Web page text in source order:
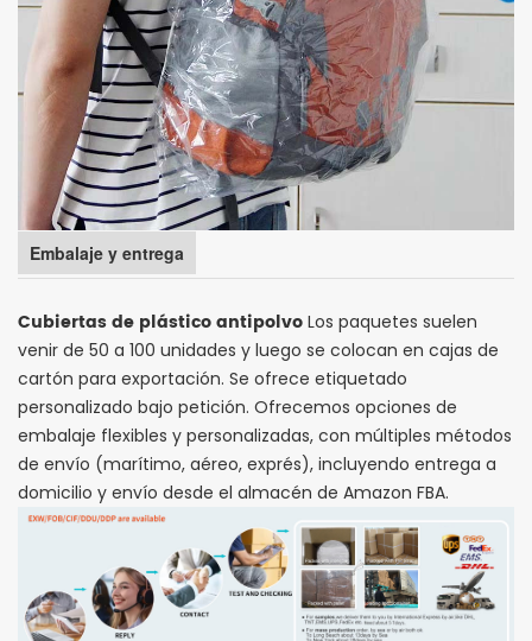
Embalaje y entrega
Cubiertas de plástico antipolvo Los paquetes suelen
venir de 50 a 100 unidades y luego se colocan en cajas de
cartón para exportación. Se ofrece etiquetado
personalizado bajo petición. Ofrecemos opciones de
embalaje flexibles y personalizadas, con múltiples métodos
de envío (marítimo, aéreo, exprés), incluyendo entrega a
domicilio y envío desde el almacén de Amazon FBA.